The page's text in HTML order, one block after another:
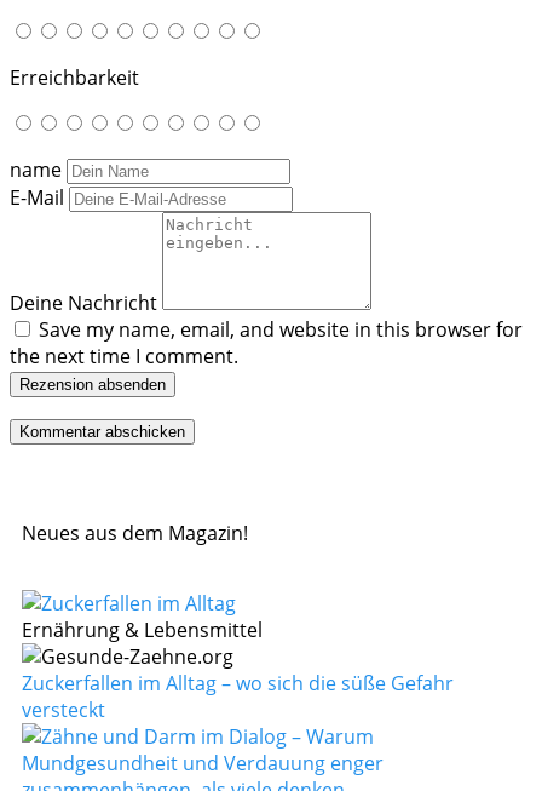
Erreichbarkeit
name
E-Mail
Deine Nachricht
Save my name, email, and website in this browser for
the next time I comment.
Rezension absenden
Neues aus dem Magazin!
Ernährung & Lebensmittel
Zuckerfallen im Alltag – wo sich die süße Gefahr
versteckt